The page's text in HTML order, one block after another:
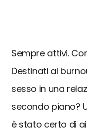
Sempre attivi.
Destinati al
sesso in una
secondo piano?
è stato certo di